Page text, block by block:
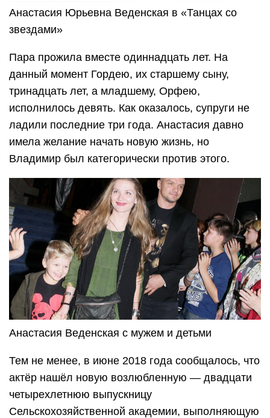
Анастасия Юрьевна Веденская в «Танцах со
звездами»
Пара прожила вместе одиннадцать лет. На
данный момент Гордею, их старшему сыну,
тринадцать лет, а младшему, Орфею,
исполнилось девять. Как оказалось, супруги не
ладили последние три года. Анастасия давно
имела желание начать новую жизнь, но
Владимир был категорически против этого.
Анастасия Веденская с мужем и детьми
Тем не менее, в июне 2018 года сообщалось, что
актёр нашёл новую возлюбленную — двадцати
четырехлетнюю выпускницу
Сельскохозяйственной академии, выполняющую